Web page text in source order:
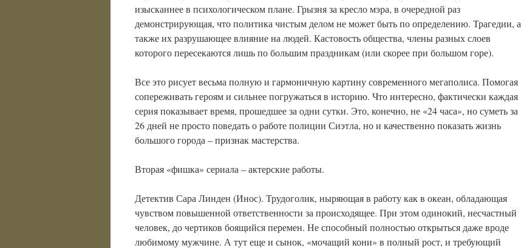
изысканнее в психологическом плане. Грызня за кресло мэра, в очередной раз
демонстрирующая, что политика чистым делом не может быть по определению. Трагедии, а
также их разрушающее влияние на людей. Кастовость общества, члены разных слоев
которого пересекаются лишь по большим праздникам (или скорее при большом горе).
Все это рисует весьма полную и гармоничную картину современного мегаполиса. Помогая
сопереживать героям и сильнее погружаться в историю. Что интересно, фактически каждая
серия показывает время, прошедшее за одни сутки. Это, конечно, не «24 часа», но суметь за
26 дней не просто поведать о работе полиции Сиэтла, но и качественно показать жизнь
большого города – признак мастерства.
Вторая «фишка» сериала – актерские работы.
Детектив Сара Линден (Инос). Трудоголик, ныряющая в работу как в океан, обладающая
чувством повышенной ответственности за происходящее. При этом одинокий, несчастный
человек, до чертиков боящийся перемен. Не способный полностью открыться даже вроде
любимому мужчине. А тут еще и сынок, «мочащий кони» в полный рост, и требующий